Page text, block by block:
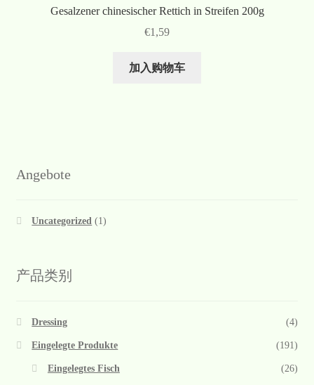
Gesalzener chinesischer Rettich in Streifen 200g
€1,59
加入购物车
Angebote
Uncategorized (1)
产品类别
Dressing (4)
Eingelegte Produkte (191)
Eingelegtes Fisch (26)